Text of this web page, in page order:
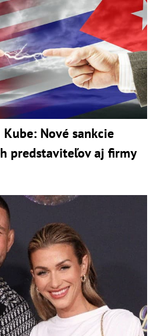
Nové sankcie
predstaviteľov aj firmy